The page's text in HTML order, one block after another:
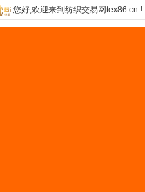
您好,欢迎来到纺织交易网tex86.cn !